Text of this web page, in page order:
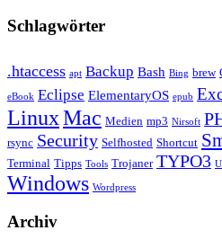
Schlagwörter
.htaccess apt Backup Bash Bing brew
eBook Eclipse ElementaryOS epub
LinuxMac Medien mp3 Nirsoft
rsync Security Selfhosted Shortcut
Terminal Tipps Tools Trojaner TYPO3
Windows Wordpress
Archiv